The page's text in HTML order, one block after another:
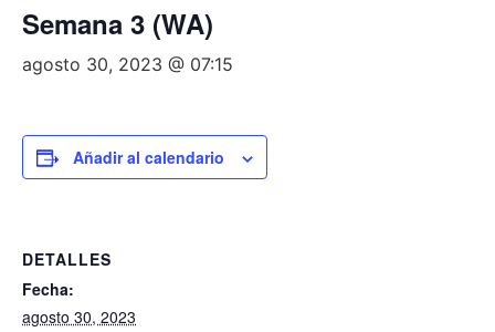
Semana 3 (WA)
agosto 30, 2023 @ 07:15
Añadir al calendario
DETALLES
Fecha:
agosto 30, 2023